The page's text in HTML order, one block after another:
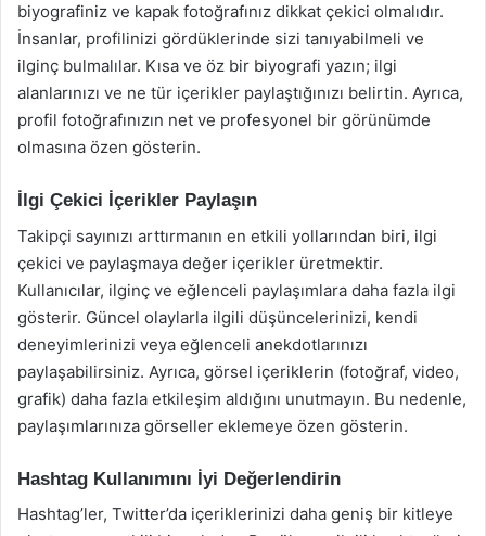
biyografiniz ve kapak fotoğrafınız dikkat çekici olmalıdır.
İnsanlar, profilinizi gördüklerinde sizi tanıyabilmeli ve
ilginç bulmalılar. Kısa ve öz bir biyografi yazın; ilgi
alanlarınızı ve ne tür içerikler paylaştığınızı belirtin. Ayrıca,
profil fotoğrafınızın net ve profesyonel bir görünümde
olmasına özen gösterin.
İlgi Çekici İçerikler Paylaşın
Takipçi sayınızı arttırmanın en etkili yollarından biri, ilgi
çekici ve paylaşmaya değer içerikler üretmektir.
Kullanıcılar, ilginç ve eğlenceli paylaşımlara daha fazla ilgi
gösterir. Güncel olaylarla ilgili düşüncelerinizi, kendi
deneyimlerinizi veya eğlenceli anekdotlarınızı
paylaşabilirsiniz. Ayrıca, görsel içeriklerin (fotoğraf, video,
grafik) daha fazla etkileşim aldığını unutmayın. Bu nedenle,
paylaşımlarınıza görseller eklemeye özen gösterin.
Hashtag Kullanımını İyi Değerlendirin
Hashtag’ler, Twitter’da içeriklerinizi daha geniş bir kitleye